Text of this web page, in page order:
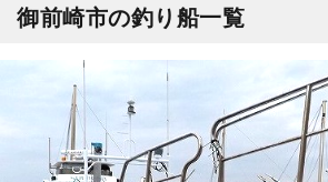
御前崎市の釣り船一覧